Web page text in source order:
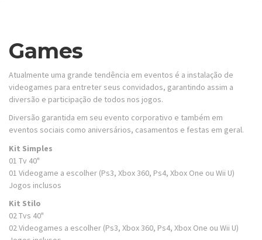
Games
Atualmente uma grande tendência em eventos é a instalação de
videogames para entreter seus convidados, garantindo assim a
diversão e participação de todos nos jogos.
Diversão garantida em seu evento corporativo e também em
eventos sociais como aniversários, casamentos e festas em geral.
Kit Simples
01 Tv 40"
01 Videogame a escolher (Ps3, Xbox 360, Ps4, Xbox One ou Wii U)
Jogos inclusos
Kit Stilo
02 Tvs 40"
02 Videogames a escolher (Ps3, Xbox 360, Ps4, Xbox One ou Wii U)